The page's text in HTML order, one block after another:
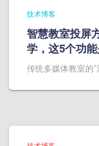
技术博客
智慧教室投屏
学，这5个功
传统多媒体教室的